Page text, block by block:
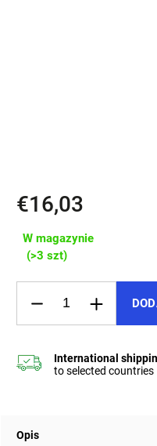
€16,03
W magazynie
(>3 szt)
Opis